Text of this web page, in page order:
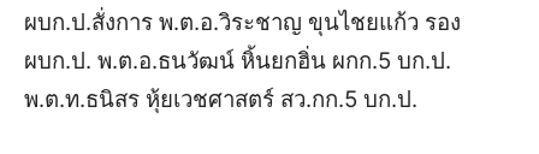
ผบก.ป.สั่งการ พ.ต.อ.วิระชาญ ขุนไชยแก้ว รอง
ผบก.ป. พ.ต.อ.ธนวัฒน์ หิ้นยกฮิ่น ผกก.5 บก.ป.
พ.ต.ท.ธนิสร หุ้ยเวชศาสตร์ สว.กก.5 บก.ป.